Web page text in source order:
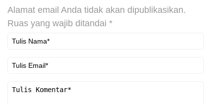
Alamat email Anda tidak akan dipublikasikan.
Ruas yang wajib ditandai *